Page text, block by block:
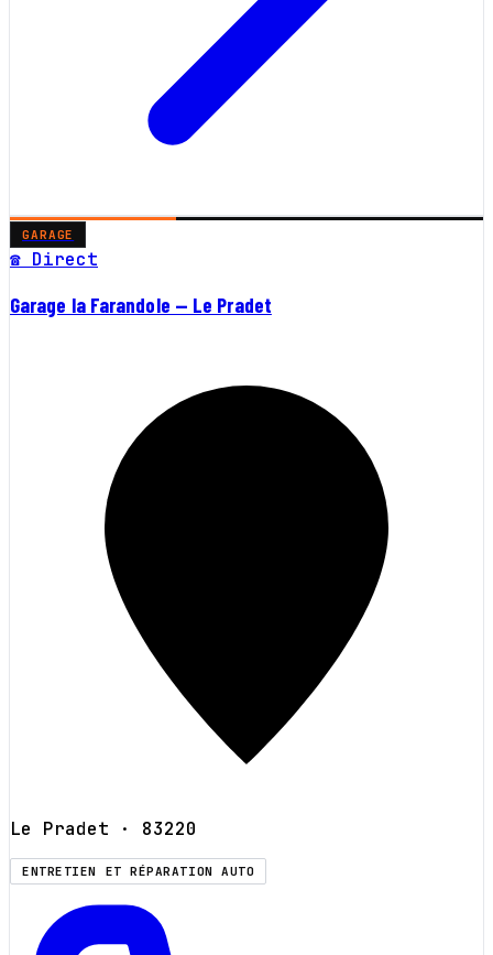
GARAGE
☎ Direct
Garage la Farandole — Le Pradet
Le Pradet · 83220
ENTRETIEN ET RÉPARATION AUTO